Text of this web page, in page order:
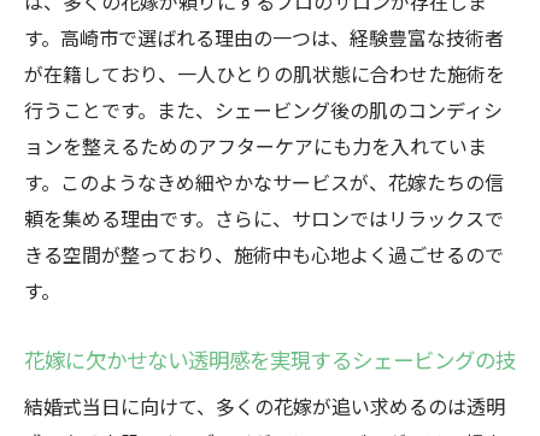
顔まわりの産毛を整えることでメイクが映
える理由
群馬県高崎市で体験するプロのシェービン
グ技術
ブライダルメイクが映える透明感のある肌
を手に入れる
プロのカウンセリングで最適なシェービン
する特別な施術
メイクアップアーティストも驚くシェービ
す。高崎市で選ばれる理由の一つは、経験豊富な技術者
が在籍しており、一人ひとりの肌状態に合わせた施術を
行うことです。また、シェービング後の肌のコンディシ
ョンを整えるためのアフターケアにも力を入れていま
す。このようなきめ細やかなサービスが、花嫁たちの信
頼を集める理由です。さらに、サロンではリラックスで
きる空間が整っており、施術中も心地よく過ごせるので
す。
花嫁に欠かせない透明感を実現するシェービングの技
結婚式当日に向けて、多くの花嫁が追い求めるのは透明